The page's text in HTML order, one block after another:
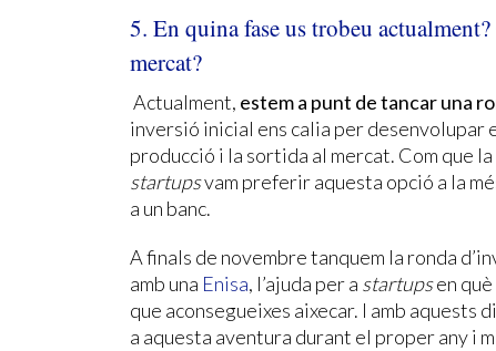
5. En quina fase us trobeu
mercat?
Actualment, estem a punt de tancar una
inversió inicial ens calia per desenvolupar
producció i la sortida al mercat. Com que
startupsvam preferir aquesta opció a la
a un banc.
A finals de novembre tanquem la ronda
amb una Enisa, l’ajuda per a startupsen què
que aconsegueixes aixecar. I amb aquests
a aquesta aventura durant el proper any i